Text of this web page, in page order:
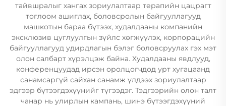
тайвшралыг хангах зориулалтаар терапийн цацрагт
тоглоом ашиглах, боловсролын байгууллагууд
машкотын бараа бүтээх, худалдааны компанийн
эксклюзив цуглуулгын зүйлс хөгжүүлэх, корпорацийн
байгууллагууд удирдлагын бэлэг боловсруулах гэх мэт
олон салбарт хүрэлцэж байна. Худалдааны явдлууд,
конференцуудад ирсэн оролцогчдод урт хугацаанд
санамсаргүй сайхан санамж үлдээх зориулалтаар
эдгээр бүтээгдэхүүнийг түгээдэг. Тэдгээрийн олон талт
чанар нь улирлын кампань, шинэ бүтээгдэхүүний